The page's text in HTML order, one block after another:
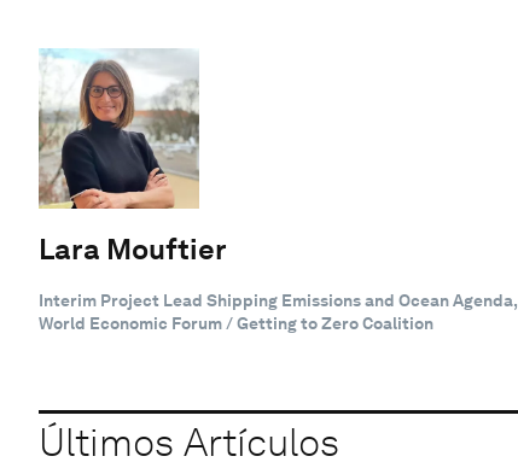
Lara Mouftier
Interim Project Lead Shipping Emissions and Ocean Agenda,
World Economic Forum / Getting to Zero Coalition
Últimos Artículos